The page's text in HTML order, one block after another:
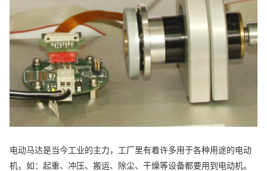
电动马达是当今工业的主力，工厂里有着许多用于各种用途的电动
机，如：起重、冲压、搬运、除尘、干燥等设备都要用到电动机。